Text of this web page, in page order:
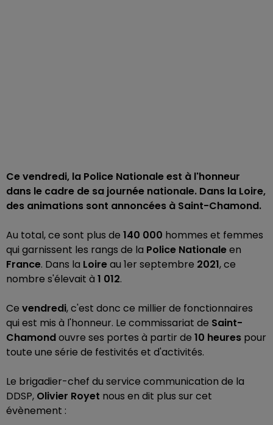
Ce vendredi, la Police Nationale est à l'honneur
dans le cadre de sa journée nationale. Dans la Loire,
des animations sont annoncées à Saint-Chamond.
Au total, ce sont plus de 140 000 hommes et femmes
qui garnissent les rangs de la Police Nationaleen
France. Dans la Loireau 1er septembre 2021, ce
nombre s'élevait à 1 012.
Ce vendredi, c'est donc ce millier de fonctionnaires
qui est mis à l'honneur. Le commissariat de Saint-
Chamondouvre ses portes à partir de 10 heures pour
toute une série de festivités et d'activités.
Le brigadier-chef du service communication de la
DDSP, Olivier Royet nous en dit plus sur cet
évènement :